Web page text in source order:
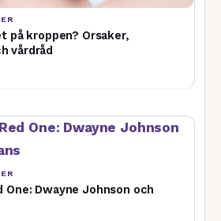
på kroppen? Orsaker,
vårdråd
One: Dwayne Johnson och